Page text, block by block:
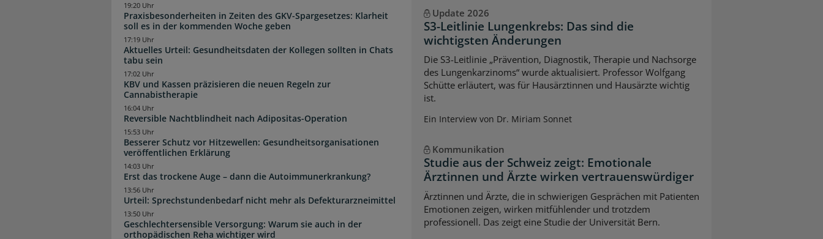
Praxisbesonderheiten in Zeiten des GKV-Spargesetzes: Klarheit
soll es in der kommenden Woche geben
19:20 Uhr
Aktuelles Urteil: Gesundheitsdaten der Kollegen sollten in Chats
tabu sein
17:19 Uhr
KBV und Kassen präzisieren die neuen Regeln zur
Cannabistherapie
17:02 Uhr
Reversible Nachtblindheit nach Adipositas-Operation
16:04 Uhr
Besserer Schutz vor Hitzewellen: Gesundheitsorganisationen
veröffentlichen Erklärung
15:53 Uhr
Erst das trockene Auge – dann die Autoimmunerkrankung?
14:03 Uhr
Urteil: Sprechstundenbedarf nicht mehr als Defekturarzneimittel
13:56 Uhr
Geschlechtersensible Versorgung: Warum sie auch in der
orthopädischen Reha wichtiger wird
13:50 Uhr
Update 2026
S3-Leitlinie Lungenkrebs: Das sind die
wichtigsten Änderungen
Die S3-Leitlinie „Prävention, Diagnostik, Therapie und Nachsorge
des Lungenkarzinoms“ wurde aktualisiert. Professor Wolfgang
Schütte erläutert, was für Hausärztinnen und Hausärzte wichtig
ist.
Ein Interview von Dr. Miriam Sonnet
Kommunikation
Studie aus der Schweiz zeigt: Emotionale
Ärztinnen und Ärzte wirken vertrauenswürdiger
Ärztinnen und Ärzte, die in schwierigen Gesprächen mit Patienten
Emotionen zeigen, wirken mitfühlender und trotzdem
professionell. Das zeigt eine Studie der Universität Bern.